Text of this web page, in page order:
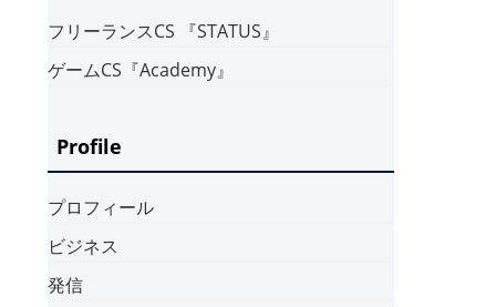
フリーランスCS 『STATUS』
ゲームCS『Academy』
Profile
プロフィール
ビジネス
発信